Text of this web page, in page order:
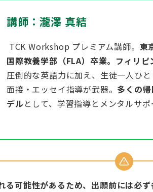
講師：瀧澤 真結
TCK Workshop プレミアム講師。 東
国際教養学部（FLA）卒業。フィリ
圧倒的な英語力に加え、生徒一人ひ
面接・エッセイ指導が武器。 多くの
デル として、学習指導とメンタルサ
る可能性があるため、出願前には必